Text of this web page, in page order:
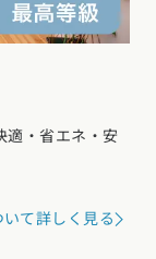
適・省エネ・安
て詳しく見る
県 (5)山形県 (8)
茨城県 (7)